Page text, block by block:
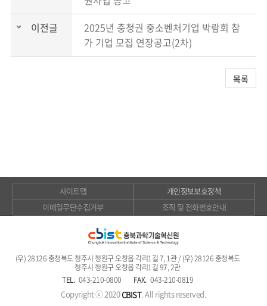
이전글
2025년 충청권 중소벤처기업 박람회 참
가 기업 모집 연장공고(2차)
목록
사이트맵
개인정보보호정책
이메일무단수집거부
조직 및 전화번호안내
(우) 28126 충청북도 청주시 청원구 오창읍 각리1길 7, 1관 / (우) 28126 충청북도
청주시 청원구 오창읍 각리1길 97, 2관
TEL. 043-210-0800 FAX. 043-210-0819
Copyright ⓒ 2020CBIST. All rights reserved.